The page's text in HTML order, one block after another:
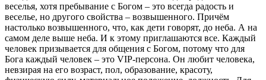
веселья, хотя пребывание с Богом – это всегда радость и
веселье, но другого свойства – возвышенного. Причём
настолько возвышенного, что, как дети говорят, до неба. А на
самом деле выше неба. И к этому приглашаются все. Каждый
человек призывается для общения с Богом, потому что для
Бога каждый человек – это VIP-персона. Он любит человека,
невзирая на его возраст, пол, образование, красоту,